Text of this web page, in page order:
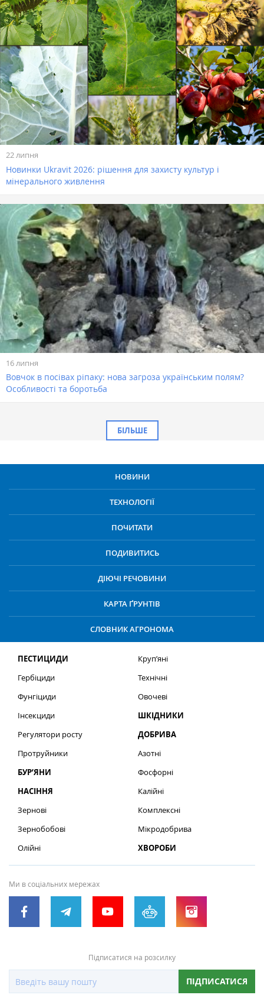
22 липня
Новинки Ukravit 2026: рішення для захисту культур і
мінерального живлення
16 липня
Вовчок в посівах ріпаку: нова загроза українським полям?
Особливості та боротьба
БІЛЬШЕ
НОВИНИ
ТЕХНОЛОГІЇ
ПОЧИТАТИ
ПОДИВИТИСЬ
ДІЮЧІ РЕЧОВИНИ
КАРТА ҐРУНТІВ
СЛОВНИК АГРОНОМА
ПЕСТИЦИДИ
Гербіциди
Фунгіциди
Інсекциди
Регулятори росту
Протруйники
БУР’ЯНИ
НАСІННЯ
Зернові
Зернобобові
Олійні
Круп’яні
Технічні
Овочеві
ШКІДНИКИ
ДОБРИВА
Азотні
Фосфорні
Калійні
Комплексні
Мікродобрива
ХВОРОБИ
Ми в соціальних мережах
Підписатися на розсилку
ПІДПИСАТИСЯ